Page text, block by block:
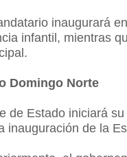
inaugurará
infantil, mientras
Domingo Norte
de Estado iniciará
inauguración de la